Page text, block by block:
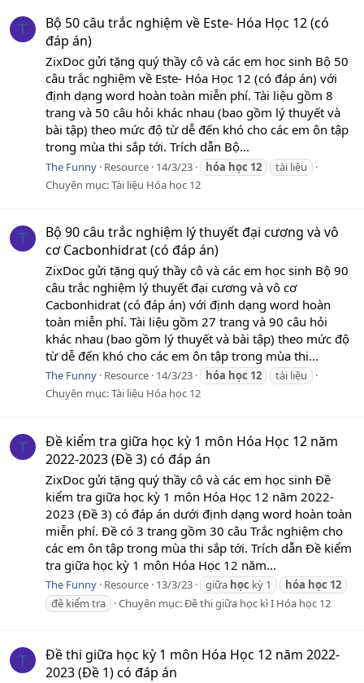
T
Bộ 50 câu trắc nghiệm về Este- Hóa Học 12 (có
đáp án)
ZixDoc gửi tặng quý thầy cô và các em học sinh Bộ 50
câu trắc nghiệm về Este- Hóa Học 12 (có đáp án) với
định dạng word hoàn toàn miễn phí. Tài liệu gồm 8
trang và 50 câu hỏi khác nhau (bao gồm lý thuyết và
bài tập) theo mức độ từ dễ đến khó cho các em ôn tập
trong mùa thi sắp tới. Trích dẫn Bộ...
The Funny Resource 14/3/23 hóa học 12
tài liệu
Chuyên mục:Tài liệu Hóa học 12
T
Bộ 90 câu trắc nghiệm lý thuyết đại cương và vô
cơ Cacbonhidrat (có đáp án)
ZixDoc gửi tặng quý thầy cô và các em học sinh Bộ 90
câu trắc nghiệm lý thuyết đại cương và vô cơ
Cacbonhidrat (có đáp án) với định dạng word hoàn
toàn miễn phí. Tài liệu gồm 27 trang và 90 câu hỏi
khác nhau (bao gồm lý thuyết và bài tập) theo mức độ
từ dễ đến khó cho các em ôn tập trong mùa thi...
The Funny Resource 14/3/23 hóa học 12
tài liệu
Chuyên mục:Tài liệu Hóa học 12
T
Đề kiểm tra giữa học kỳ 1 môn Hóa Học 12 năm
2022-2023 (Đề 3) có đáp án
ZixDoc gửi tặng quý thầy cô và các em học sinh Đề
kiểm tra giữa học kỳ 1 môn Hóa Học 12 năm 2022-
2023 (Đề 3) có đáp án dưới định dạng word hoàn toàn
miễn phí. Đề có 3 trang gồm 30 câu Trắc nghiệm cho
các em ôn tập trong mùa thi sắp tới. Trích dẫn Đề kiểm
tra giữa học kỳ 1 môn Hóa Học 12 năm...
The Funny Resource 13/3/23 giữa học kỳ 1 hóa học 12
đề kiểm tra
Chuyên mục:Đề thi giữa học kì I Hóa học 12
T
Đề thi giữa học kỳ 1 môn Hóa Học 12 năm 2022-
2023 (Đề 1) có đáp án